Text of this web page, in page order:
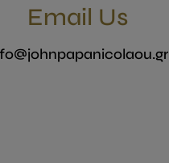
Email Us